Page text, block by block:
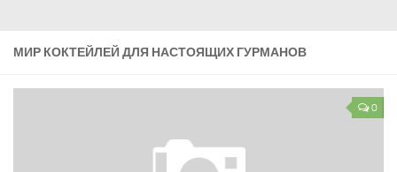
МИР КОКТЕЙЛЕЙ ДЛЯ НАСТОЯЩИХ ГУРМАНОВ
0